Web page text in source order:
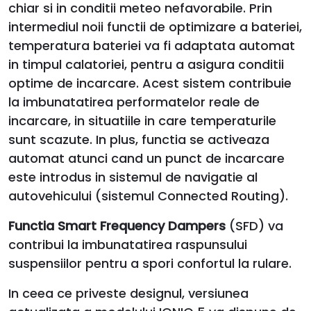
chiar si in conditii meteo nefavorabile. Prin
intermediul noii functii de optimizare a bateriei,
temperatura bateriei va fi adaptata automat
in timpul calatoriei, pentru a asigura conditii
optime de incarcare. Acest sistem contribuie
la imbunatatirea performatelor reale de
incarcare, in situatiile in care temperaturile
sunt scazute. In plus, functia se activeaza
automat atunci cand un punct de incarcare
este introdus in sistemul de navigatie al
autovehicului (sistemul Connected Routing).
Functia Smart Frequency Dampers (SFD) va
contribui la imbunatatirea raspunsului
suspensiilor pentru a spori confortul la rulare.
In ceea ce priveste designul, versiunea